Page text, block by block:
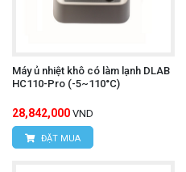
Máy ủ nhiệt khô có làm lạnh DLAB
HC110-Pro (-5~110°C)
28,842,000 VND
ĐẶT MUA